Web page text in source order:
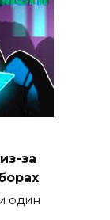
за
один